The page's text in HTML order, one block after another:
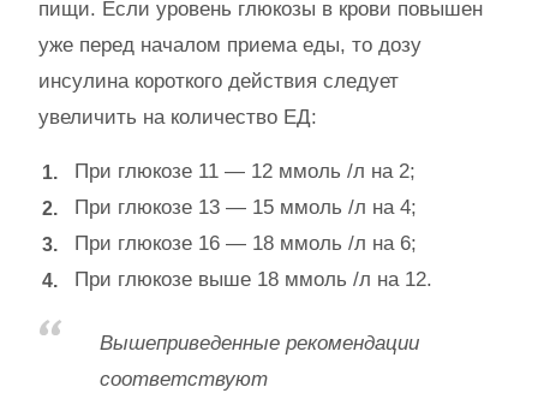
пищи. Если уровень глюкозы в крови повышен
уже перед началом приема еды, то дозу
инсулина короткого действия следует
увеличить на количество ЕД:
При глюкозе 11 — 12 ммоль /л на 2;
При глюкозе 13 — 15 ммоль /л на 4;
При глюкозе 16 — 18 ммоль /л на 6;
При глюкозе выше 18 ммоль /л на 12.
Вышеприведенные рекомендации
соответствуют